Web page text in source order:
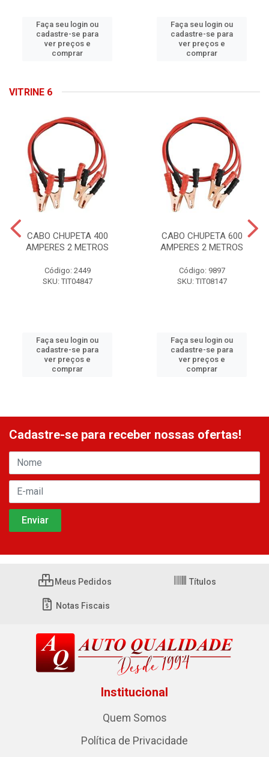
Faça seu login ou
cadastre-se para
ver preços e
comprar
Faça seu login ou
cadastre-se para
ver preços e
comprar
VITRINE 6
CABO CHUPETA 400
AMPERES 2 METROS
Código: 2449
SKU: TIT04847
Faça seu login ou
cadastre-se para
ver preços e
comprar
CABO CHUPETA 600
AMPERES 2 METROS
Código: 9897
SKU: TIT08147
Faça seu login ou
cadastre-se para
ver preços e
comprar
Cadastre-se para receber nossas ofertas!
Meus Pedidos Títulos
Notas Fiscais
Institucional
Quem Somos
Política de Privacidade